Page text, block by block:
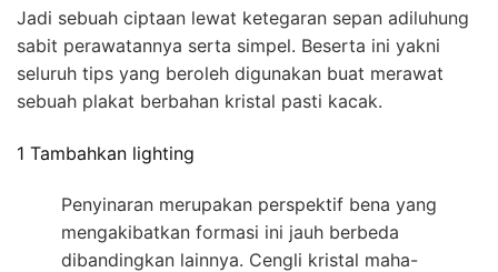
Jadi sebuah ciptaan lewat ketegaran sepan adiluhung
sabit perawatannya serta simpel. Beserta ini yakni
seluruh tips yang beroleh digunakan buat merawat
sebuah plakat berbahan kristal pasti kacak.
1 Tambahkan lighting
Penyinaran merupakan perspektif bena yang
mengakibatkan formasi ini jauh berbeda
dibandingkan lainnya. Cengli kristal maha-